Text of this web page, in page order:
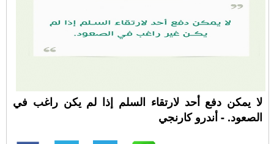
لا يمكن دفع أحد لارتقاء السلم إذا لم يكن راغب في
الصعود. - أندرو كارنجي